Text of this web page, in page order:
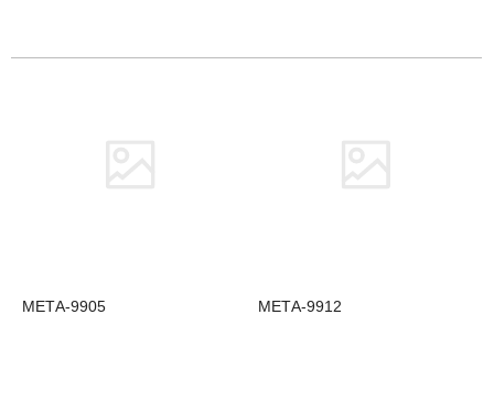
МЕТА-9905 МЕТА-9912